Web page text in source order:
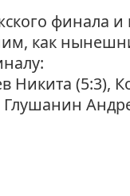
финала
как
Никита (5:3),
Глушанин